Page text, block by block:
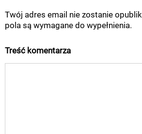
Twój adres email nie zostanie
pola są wymagane do wypełnienia.
Treść komentarza